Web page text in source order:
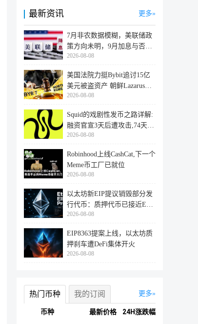
最新资讯 更多
7月非农数据模糊，美联储政
策方向未明，9月加息与否仍
取决于
2026-08-08
美国法院力挺Bybit追讨15亿
美元被盗资产 朝鲜Lazarus黑
客洗
2026-08-08
Squid的戏剧性发币之路详解:
融资官宣3天后遭攻击,74天后
登陆
2026-08-08
Robinhood上线CashCat,下一个
Meme币工厂已就位
2026-08-08
以太坊新EIP提议销毁部分发
行代币：质押代币已接近ETH
供应量
2026-08-08
EIP8363提案上线，以太坊质
押刹车遭DeFi集体开火
2026-08-08
更多
热门币种 我的订阅
币种 最新价格 24H涨跌幅